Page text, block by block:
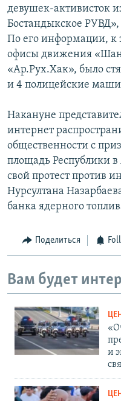
девушек-активисток
Бостандыкское
По его информации, к
офисы движения
«Ар.Рух.Хак», было
и 4 полицейские
Накануне
интернет
общественности с
площадь Республики
свой протест против
Нурсултана
банка ядерного
Поделиться
Вам будет
и